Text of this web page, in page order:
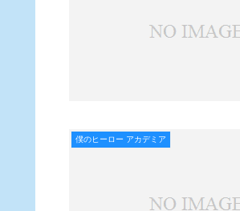
僕のヒーロー アカデミア